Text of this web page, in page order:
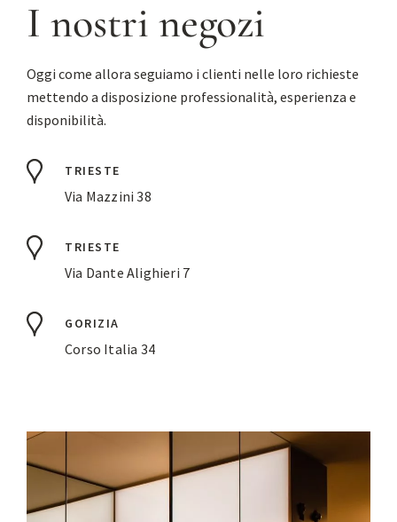
I nostri negozi
Oggi come allora seguiamo i clienti nelle loro richieste
mettendo a disposizione professionalità, esperienza e
disponibilità.
TRIESTE
Via Mazzini 38
TRIESTE
Via Dante Alighieri 7
GORIZIA
Corso Italia 34